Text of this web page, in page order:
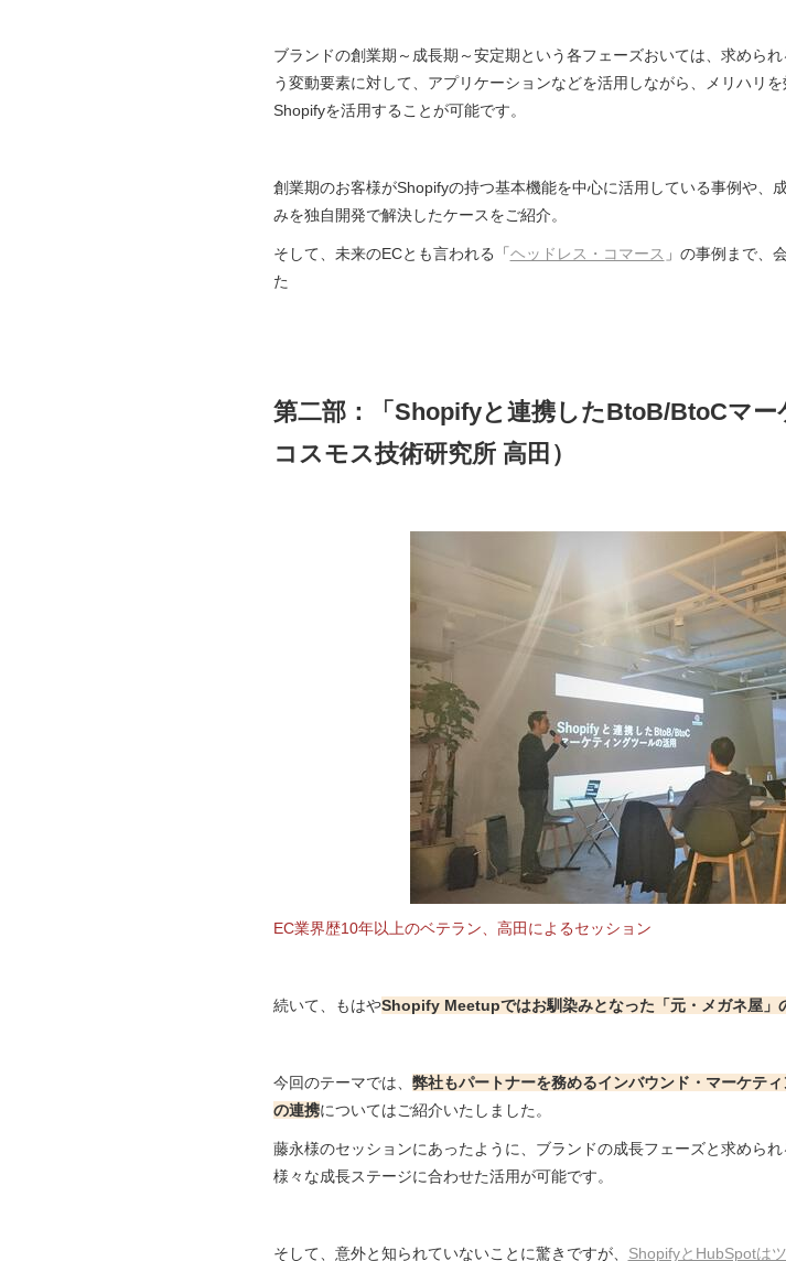
ブランドの創業期～成長期～安定期という各フェーズおいては、求めら
う変動要素に対して、アプリケーションなどを活用しながら、メリハリ
Shopifyを活用することが可能です。
創業期のお客様がShopifyの持つ基本機能を中心に活用している事例や、
みを独自開発で解決したケースをご紹介。
そして、未来のECとも言われる「ヘッドレス・コマース 」の事例まで、
た
第二部：「Shopifyと連携したBtoB/BtoCマ
コスモス技術研究所 高田）
EC業界歴10年以上のベテラン、高田によるセッション
続いて、もはやShopify Meetupではお馴染みとなった「元・メガネ屋」
今回のテーマでは、 弊社もパートナーを務めるインバウンド・マーケテ
の連携についてはご紹介いたしました。
藤永様のセッションにあったように、ブランドの成長フェーズと求めら
様々な成長ステージに合わせた活用が可能です。
そして、意外と知られていないことに驚きですが、 ShopifyとHubSpotは